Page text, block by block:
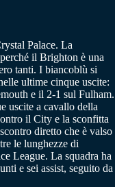
Palace. La
il Brighton è una
tanti. I biancoblù si
ultime cinque uscite:
e il 2-1 sul Fulham.
uscite a cavallo della
il City e la sconfitta
diretto che è valso
le lunghezze di
League. La squadra ha
e sei assist, seguito da